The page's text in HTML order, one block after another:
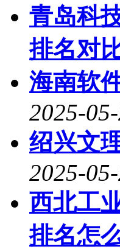
青岛科
排名对
海南软
2025-
绍兴文
2025-
西北工
排名怎